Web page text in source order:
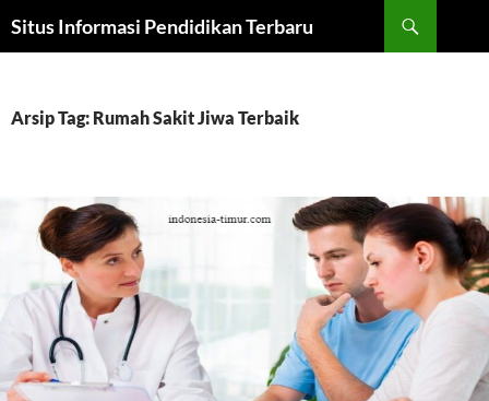
Situs Informasi Pendidikan Terbaru
Arsip Tag: Rumah Sakit Jiwa Terbaik